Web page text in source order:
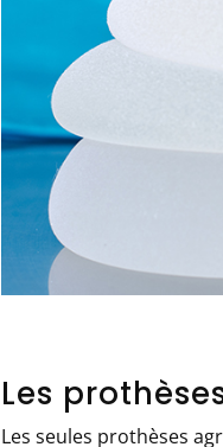
Les
Les seules prothèses